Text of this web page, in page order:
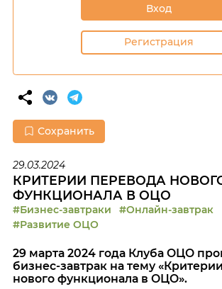
Вход
Регистрация
Сохранить
29.03.2024
КРИТЕРИИ ПЕРЕВОДА
ФУНКЦИОНАЛА В ОЦО
#Бизнес-завтраки
#Онлайн-завтрак
#Развитие ОЦО
29 марта 2024 года Клуба ОЦО
бизнес-завтрак на тему
нового функционала в ОЦО».